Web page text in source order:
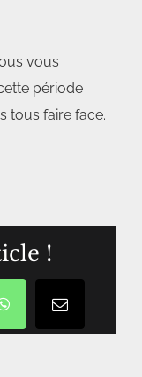
vous
période
tous faire face.
!
WhatsAppCourriel
/